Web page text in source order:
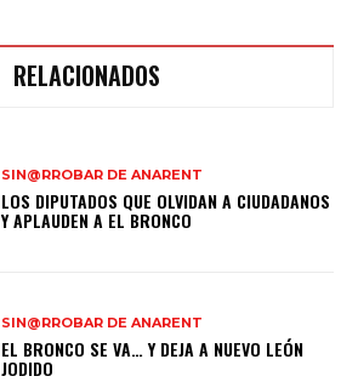
RELACIONADOS
SIN@RROBAR DE ANARENT
LOS DIPUTADOS QUE OLVIDAN A CIUDADANOS
Y APLAUDEN A EL BRONCO
SIN@RROBAR DE ANARENT
EL BRONCO SE VA… Y DEJA A NUEVO LEÓN
JODIDO